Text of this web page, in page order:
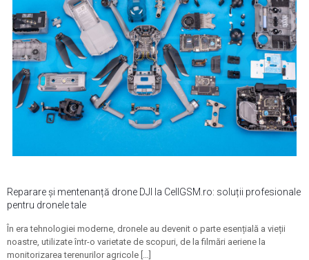
Reparare și mentenanță drone DJI la CellGSM.ro: soluții profesionale
pentru dronele tale
În era tehnologiei moderne, dronele au devenit o parte esențială a vieții
noastre, utilizate într-o varietate de scopuri, de la filmări aeriene la
monitorizarea terenurilor agricole […]